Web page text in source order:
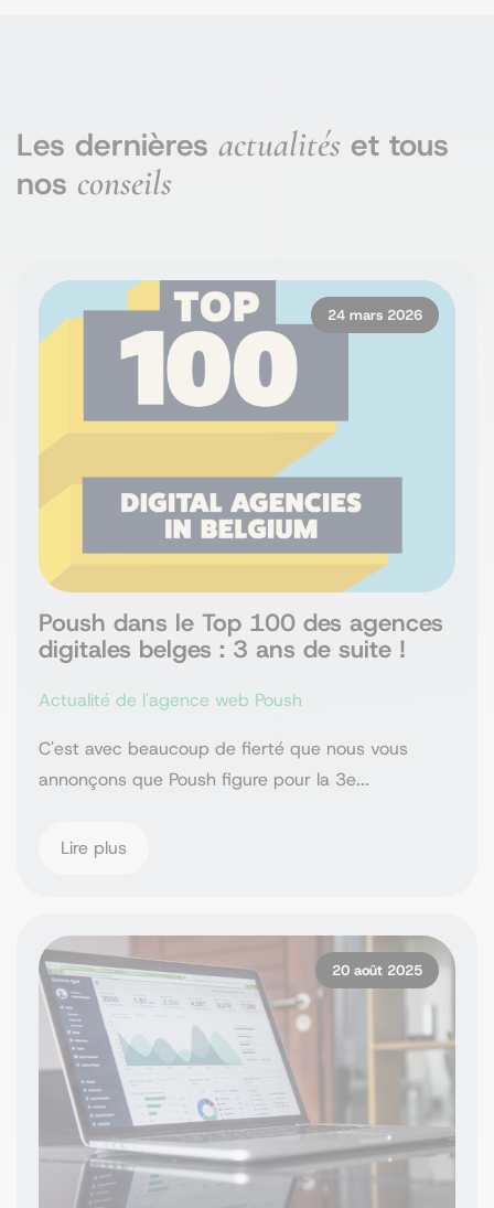
Les dernières actualités et tous
nos conseils
24 mars 2026
Poush dans le Top 100 des agences
digitales belges : 3 ans de suite !
Actualité de l'agence web Poush
C'est avec beaucoup de fierté que nous vous
annonçons que Poush figure pour la 3e...
Lire plus
20 août 2025